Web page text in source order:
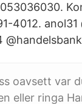
4012.
oavsett var
eller ringa